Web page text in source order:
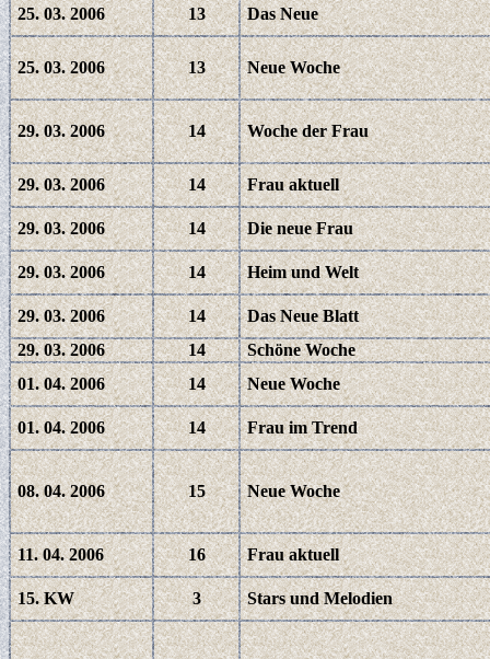
25. 03. 2006 13 Das Neue
25. 03. 2006 13 Neue Woche
29. 03. 2006 14 Woche der Frau
29. 03. 2006 14 Frau aktuell
29. 03. 2006 14 Die neue Frau
29. 03. 2006 14 Heim und Welt
29. 03. 2006 14
Das Neue Blatt
29. 03. 2006
14
Schöne Woche
01. 04. 2006
14 Neue Woche
01. 04. 2006 14 Frau im Trend
08. 04. 2006 15 Neue Woche
11. 04. 2006 16 Frau aktuell
15. KW 3 Stars und Melodien